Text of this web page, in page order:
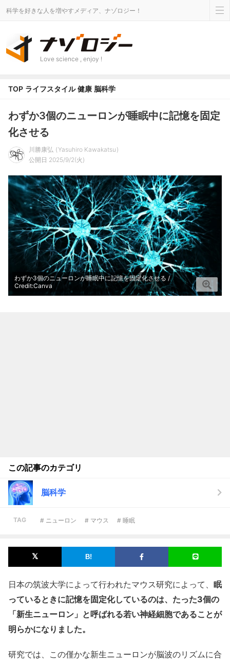
科学を好きな人を増やすメディア、ナゾロジー！
Love science , enjoy !
TOP ライフスタイル 健康 脳科学
わずか3個のニューロンが睡眠中に記憶を固定
化させる
川勝康弘
Yasuhiro Kawakatsu
公開日 2025/9/2(火)
わずか3個のニューロンが睡眠中に記憶を固定化させる /
Credit:Canva
この記事のカテゴリ
脳科学
TAG # ニューロン # マウス # 睡眠
日本の筑波大学によって行われたマウス研究によって、 眠
っているときに記憶を固定化しているのは、たった3個の
「新生ニューロン」と呼ばれる若い神経細胞であることが
明らかになりました。
研究では、この僅かな新生ニューロンが脳波のリズムに合